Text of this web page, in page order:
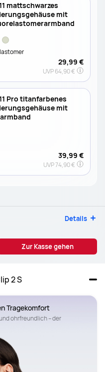
mattschwarzes
mit
29,99 €
UVP64,90 €
Pro titanfarbenes
mit
39,99 €
UVP74,90 €
Details
Zur Kasse gehen
2 S
Tragekomfort
ohrfreundlich – der